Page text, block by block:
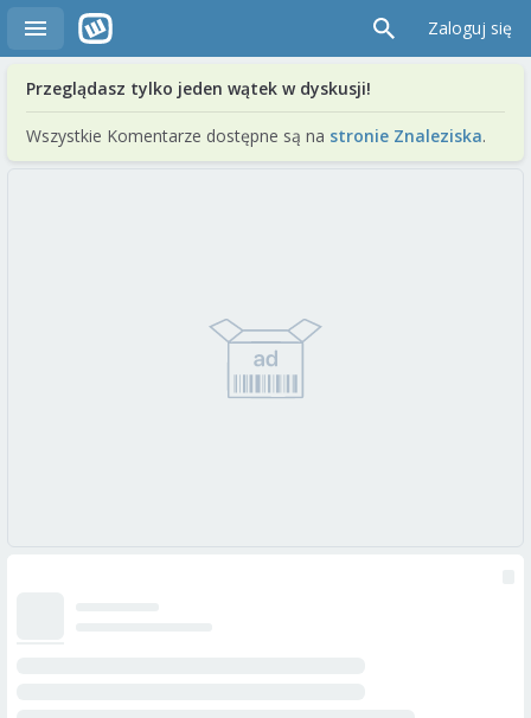
Zaloguj się
Przeglądasz tylko jeden wątek w dyskusji!
Wszystkie Komentarze dostępne są na stronie Znaleziska.